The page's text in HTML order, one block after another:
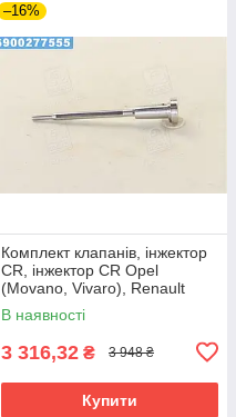
–16%
Комплект клапанів, інжектор
CR, інжектор CR Opel
(Movano, Vivaro), Renault
(Espace, Laguna, Master,
В наявності
3 316,32 ₴ 3 948 ₴
Купити